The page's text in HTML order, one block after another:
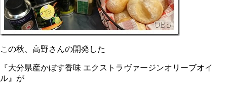
この秋、高野さんの開発した
『大分県産かぼす香味 エクストラヴァージンオリーブオイ
ル』が